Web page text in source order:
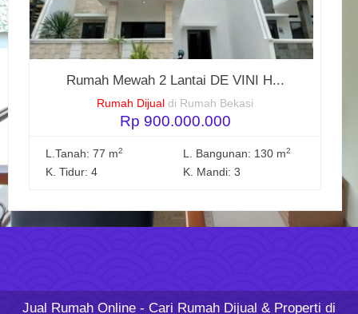
Rumah Mewah 2 Lantai DE VINI H...
Rumah Dijual di Rumah Bekasi
Rp 900.000.000
L.Tanah: 77 m2 L. Bangunan: 130 m2
K. Tidur: 4 K. Mandi: 3
Jual Rumah Online - Cari Rumah Dijual & Properti di